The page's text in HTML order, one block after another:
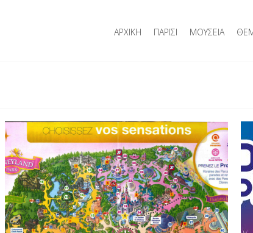
ΑΡΧΙΚΗ ΠΑΡΙΣΙ ΜΟΥΣΕΙΑ